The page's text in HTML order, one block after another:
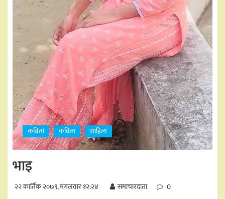
कविता कविता साहित्य
भाइ
२२ कार्तिक २०७९, मंगलवार १२:२४ समाचारदाता 0